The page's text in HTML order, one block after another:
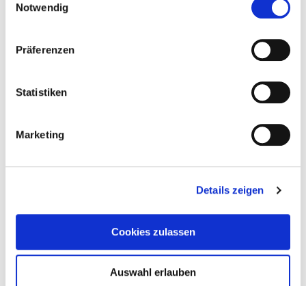
Notwendig
Präferenzen
Statistiken
Marketing
Details zeigen
Cookies zulassen
Auswahl erlauben